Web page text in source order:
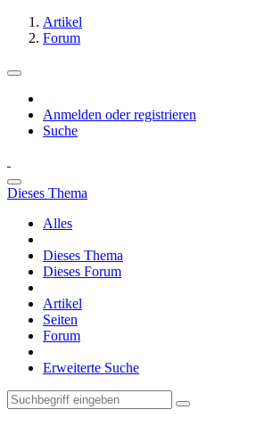
Artikel
Forum
Anmelden oder registrieren
Suche
Dieses Thema
Alles
Dieses Thema
Dieses Forum
Artikel
Seiten
Forum
Erweiterte Suche